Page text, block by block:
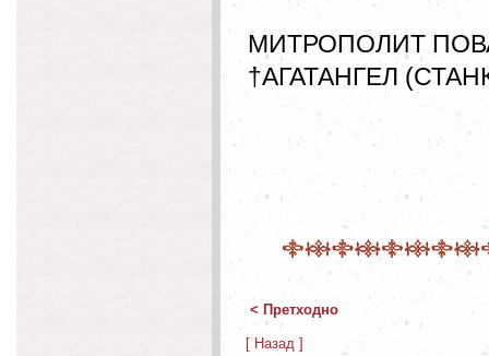
МИТРОПОЛИТ
†АГАТАНГЕЛ
< Претходно
[ Назад ]